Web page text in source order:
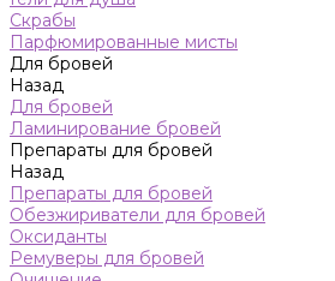
Скрабы
Парфюмированные мисты
Для бровей
Назад
Для бровей
Ламинирование бровей
Препараты для бровей
Назад
Препараты для бровей
Обезжириватели для бровей
Оксиданты
Ремуверы для бровей